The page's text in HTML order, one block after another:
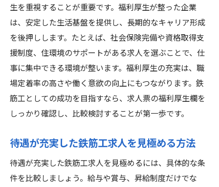
生を重視することが重要です。福利厚生が整った企業
は、安定した生活基盤を提供し、長期的なキャリア形成
を後押しします。たとえば、社会保険完備や資格取得支
援制度、住環境のサポートがある求人を選ぶことで、仕
事に集中できる環境が整います。福利厚生の充実は、職
場定着率の高さや働く意欲の向上にもつながります。鉄
筋工としての成功を目指すなら、求人票の福利厚生欄を
しっかり確認し、比較検討することが第一歩です。
待遇が充実した鉄筋工求人を見極める方法
待遇が充実した鉄筋工求人を見極めるには、具体的な条
件を比較しましょう。給与や賞与、昇給制度だけでな